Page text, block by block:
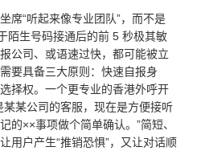
席“听起来像专业团队”，而不是
陌生号码接通后的前 5 秒极其敏
公司、或语速过快，都可能被立
要具备三大原则：快速自报身
择权。一个更专业的香港外呼开
某公司的客服，现在是方便接听
的××事项做个简单确认。”简短、
用户产生“推销恐惧”，又让对话顺